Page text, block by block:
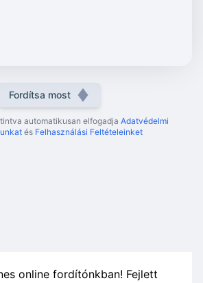
Fordítsa most
automatikusan elfogadja Adatvédelmi
és Felhasználási Feltételeinket
online fordítónkban! Fejlett